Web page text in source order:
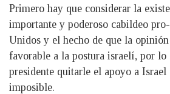
Primero hay que considerar la
importante y poderoso cabildeo
Unidos y el hecho de que la
favorable a la postura israelí, por lo
presidente quitarle el apoyo a
imposible.